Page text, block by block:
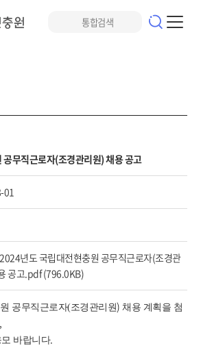
무직근로자(조경관리원) 채용 공고
01
년도 국립대전현충원 공무직근로자(조경관
공고.pdf (796.0KB)
공무직근로자(조경관리원) 채용 계획을 첨
,
바랍니다.